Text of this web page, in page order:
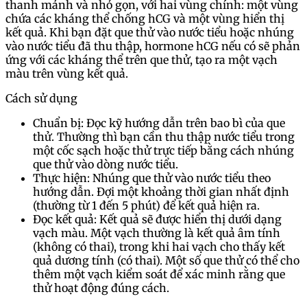
thanh mảnh và nhỏ gọn, với hai vùng chính: một vùng
chứa các kháng thể chống hCG và một vùng hiển thị
kết quả. Khi bạn đặt que thử vào nước tiểu hoặc nhúng
vào nước tiểu đã thu thập, hormone hCG nếu có sẽ phản
ứng với các kháng thể trên que thử, tạo ra một vạch
màu trên vùng kết quả.
Cách sử dụng
Chuẩn bị: Đọc kỹ hướng dẫn trên bao bì của que
thử. Thường thì bạn cần thu thập nước tiểu trong
một cốc sạch hoặc thử trực tiếp bằng cách nhúng
que thử vào dòng nước tiểu.
Thực hiện: Nhúng que thử vào nước tiểu theo
hướng dẫn. Đợi một khoảng thời gian nhất định
(thường từ 1 đến 5 phút) để kết quả hiện ra.
Đọc kết quả: Kết quả sẽ được hiển thị dưới dạng
vạch màu. Một vạch thường là kết quả âm tính
(không có thai), trong khi hai vạch cho thấy kết
quả dương tính (có thai). Một số que thử có thể cho
thêm một vạch kiểm soát để xác minh rằng que
thử hoạt động đúng cách.